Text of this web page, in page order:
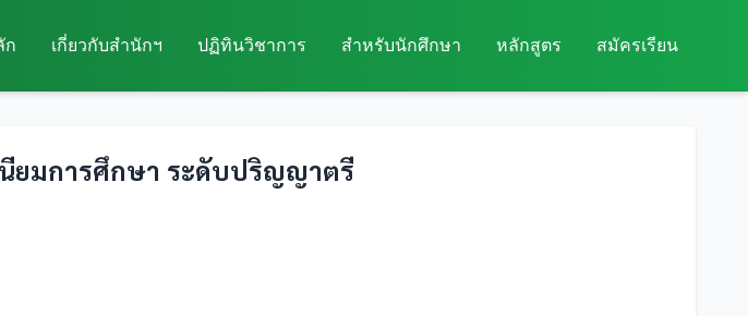
ก เกี่ยวกับสำนักฯ ปฏิทินวิชาการ สำหรับนักศึกษา หลักสูตร สมัครเรียน
ยมการศึกษา ระดับปริญญาตรี